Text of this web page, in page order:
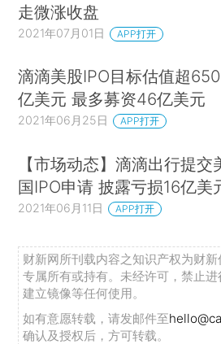
走微涨收盘
2021年07月01日 APP打开
滴滴美股IPO目标估值超650
亿美元 最多募资46亿美元
2021年06月25日 APP打开
【市场动态】滴滴出行提交
国IPO申请 披露亏损16亿美
2021年06月11日 APP打开
财新网所刊载内容之知识产权为财
专属所有或持有。未经许可，禁止
建立镜像等任何使用。
如有意愿转载，请发邮件至
确认及授权后，方可转载。